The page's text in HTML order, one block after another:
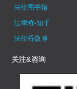
法律图书馆
法律桥-知乎
法律桥微博
关注&咨询